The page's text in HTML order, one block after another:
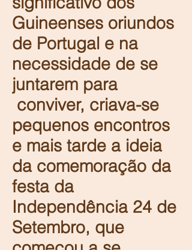
Guineenses oriundos
de Portugal e na
necessidade de se
juntarem para
conviver, criava-se
pequenos encontros
e mais tarde a ideia
da comemoração da
festa da
Independência 24 de
Setembro, que